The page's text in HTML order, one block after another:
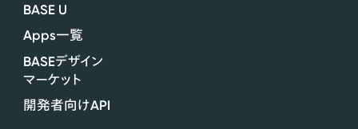
BASE U
Apps一覧
BASEデザイン
マーケット
開発者向けAPI